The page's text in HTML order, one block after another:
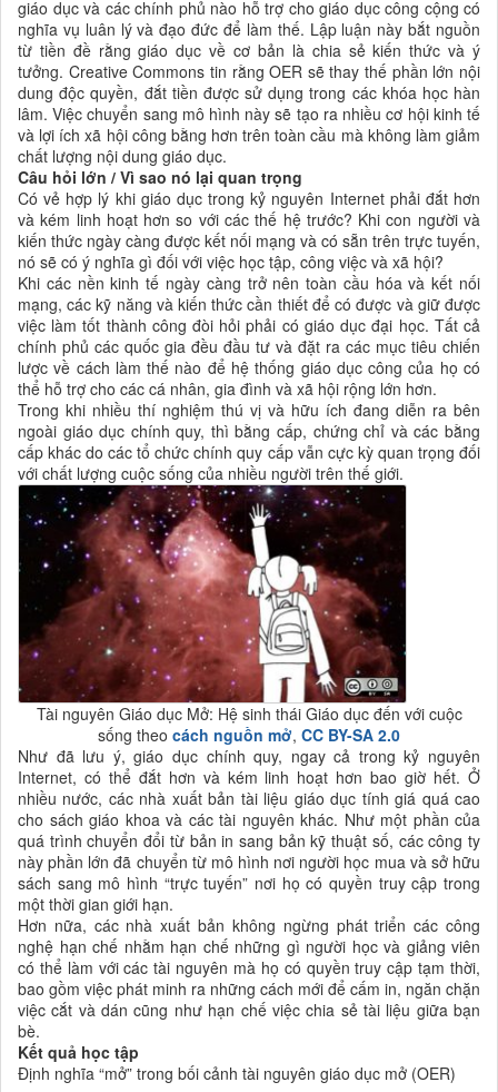
giáo dục và các chính phủ nào hỗ trợ cho giáo dục công cộng có
nghĩa vụ luân lý và đạo đức để làm thế. Lập luận này bắt nguồn
từ tiền đề rằng giáo dục về cơ bản là chia sẻ kiến thức và ý
tưởng. Creative Commons tin rằng OER sẽ thay thế phần lớn nội
dung độc quyền, đắt tiền được sử dụng trong các khóa học hàn
lâm. Việc chuyển sang mô hình này sẽ tạo ra nhiều cơ hội kinh tế
và lợi ích xã hội công bằng hơn trên toàn cầu mà không làm giảm
chất lượng nội dung giáo dục.
Câu hỏi lớn / Vì sao nó lại quan trọng
Có vẻ hợp lý khi giáo dục trong kỷ nguyên Internet phải đắt hơn
và kém linh hoạt hơn so với các thế hệ trước? Khi con người và
kiến thức ngày càng được kết nối mạng và có sẵn trên trực tuyến,
nó sẽ có ý nghĩa gì đối với việc học tập, công việc và xã hội?
Khi các nền kinh tế ngày càng trở nên toàn cầu hóa và kết nối
mạng, các kỹ năng và kiến thức cần thiết để có được và giữ được
việc làm tốt thành công đòi hỏi phải có giáo dục đại học. Tất cả
chính phủ các quốc gia đều đầu tư và đặt ra các mục tiêu chiến
lược về cách làm thế nào để hệ thống giáo dục công của họ có
thể hỗ trợ cho các cá nhân, gia đình và xã hội rộng lớn hơn.
Trong khi nhiều thí nghiệm thú vị và hữu ích đang diễn ra bên
ngoài giáo dục chính quy, thì bằng cấp, chứng chỉ và các bằng
cấp khác do các tổ chức chính quy cấp vẫn cực kỳ quan trọng đối
với chất lượng cuộc sống của nhiều người trên thế giới.
Tài nguyên Giáo dục Mở: Hệ sinh thái Giáo dục đến với cuộc
sống theo cách nguồn mở, CC BY-SA 2.0
Như đã lưu ý, giáo dục chính quy, ngay cả trong kỷ nguyên
Internet, có thể đắt hơn và kém linh hoạt hơn bao giờ hết. Ở
nhiều nước, các nhà xuất bản tài liệu giáo dục tính giá quá cao
cho sách giáo khoa và các tài nguyên khác. Như một phần của
quá trình chuyển đổi từ bản in sang bản kỹ thuật số, các công ty
này phần lớn đã chuyển từ mô hình nơi người học mua và sở hữu
sách sang mô hình “trực tuyến” nơi họ có quyền truy cập trong
một thời gian giới hạn.
Hơn nữa, các nhà xuất bản không ngừng phát triển các công
nghệ hạn chế nhằm hạn chế những gì người học và giảng viên
có thể làm với các tài nguyên mà họ có quyền truy cập tạm thời,
bao gồm việc phát minh ra những cách mới để cấm in, ngăn chặn
việc cắt và dán cũng như hạn chế việc chia sẻ tài liệu giữa bạn
bè.
Kết quả học tập
Định nghĩa “mở” trong bối cảnh tài nguyên giáo dục mở (OER)